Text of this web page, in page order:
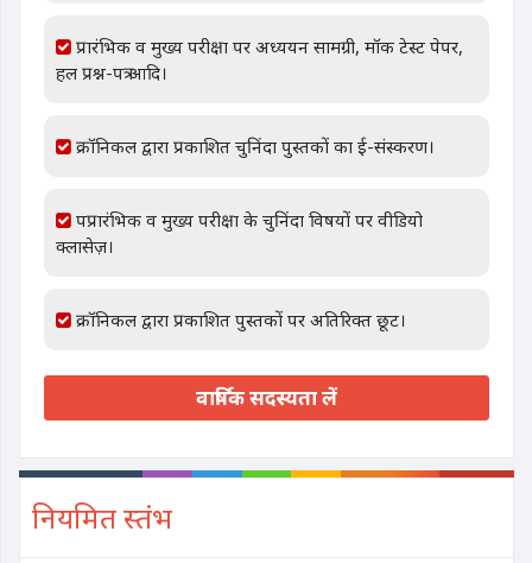
प्रारंभिक व मुख्य परीक्षा पर अध्ययन सामग्री, मॉक टेस्ट पेपर,
हल प्रश्न-पत्र आदि।
क्रॉनिकल द्वारा प्रकाशित चुनिंदा पुस्तकों का ई-संस्करण।
पप्रारंभिक व मुख्य परीक्षा के चुनिंदा विषयों पर वीडियो
क्लासेज़।
क्रॉनिकल द्वारा प्रकाशित पुस्तकों पर अतिरिक्त छूट।
वार्षिक सदस्यता लें
नियमित स्तंभ